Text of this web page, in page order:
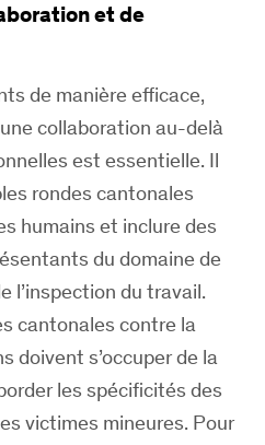
et de
de manière efficace,
collaboration au-delà
est essentielle. Il
rondes cantonales
humains et inclure des
du domaine de
l’inspection du travail.
cantonales contre la
doivent s’occuper de la
les spécificités des
victimes mineures. Pour